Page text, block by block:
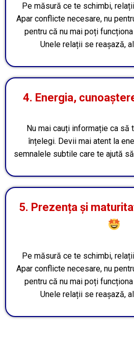
Pe măsură ce te schimbi,
Apar conflicte necesare, nu
pentru că nu mai poți
Unele relații se reașază,
4. Energia,
Nu mai cauți informație ca să
înțelegi. Devii mai atent la
semnalele subtile care te ajută
5. Prezența și
Pe măsură ce te schimbi,
Apar conflicte necesare, nu
pentru că nu mai poți
Unele relații se reașază,